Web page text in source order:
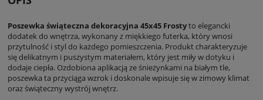
Poszewka świąteczna dekoracyjna 45x45 Frostyto elegancki
dodatek do wnętrza, wykonany z miękkiego futerka, który wnosi
przytulność i styl do każdego pomieszczenia. Produkt charakteryzuje
się delikatnym i puszystym materiałem, który jest miły w dotyku i
dodaje ciepła. Ozdobiona aplikacją ze śnieżynkami na białym tle,
poszewka ta przyciąga wzrok i doskonale wpisuje się w zimowy klimat
oraz świąteczny wystrój wnętrz.